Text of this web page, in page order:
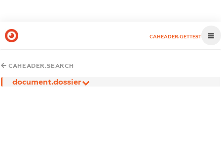
CAHEADER.GETTEST
CAHEADER.SEARCH
document.dossier